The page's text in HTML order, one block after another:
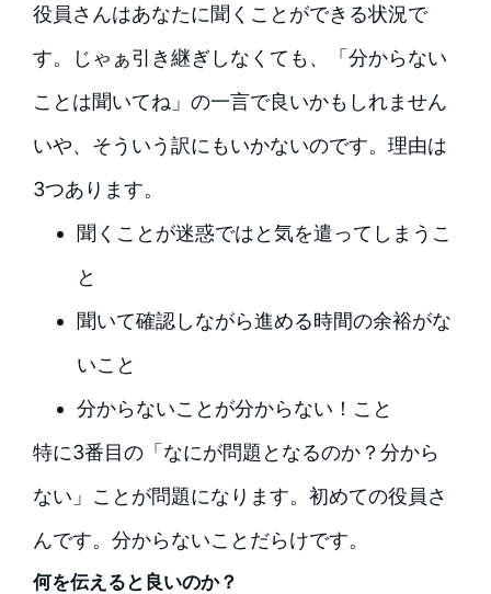
役員さんはあなたに聞くことができる状況で
す。じゃぁ引き継ぎしなくても、「分からない
ことは聞いてね」の一言で良いかもしれません
いや、そういう訳にもいかないのです。理由は
3つあります。
聞くことが迷惑ではと気を遣ってしまうこ
と
聞いて確認しながら進める時間の余裕がな
いこと
分からないことが分からない！こと
特に3番目の「なにが問題となるのか？分から
ない」ことが問題になります。初めての役員さ
んです。分からないことだらけです。
何を伝えると良いのか？